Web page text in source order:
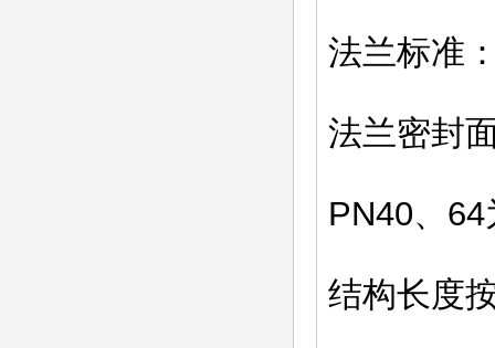
法兰标准
法兰密封
PN40、
结构长度